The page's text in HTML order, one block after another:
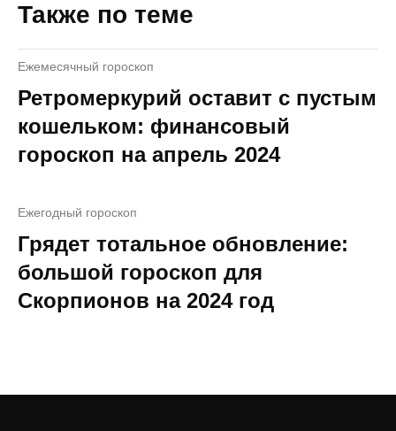
Также по теме
Ежемесячный гороскоп
Ретромеркурий оставит с пустым
кошельком: финансовый
гороскоп на апрель 2024
Ежегодный гороскоп
Грядет тотальное обновление:
большой гороскоп для
Скорпионов на 2024 год